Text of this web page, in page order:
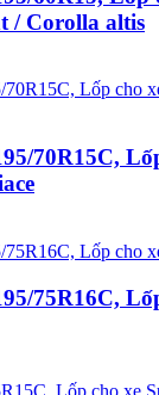
/ Corolla altis
70R15C,
75R16C,